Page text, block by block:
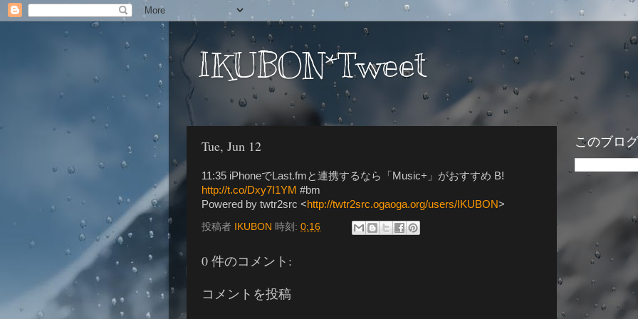
IKUBON*Tweet
Tue, Jun 12
11:35 iPhoneでLast.fmと連携するなら「Music+」がおすすめ B!
http://t.co/Dxy7I1YM #bm
Powered by twtr2src <http://twtr2src.ogaoga.org/users/IKUBON>
投稿者 IKUBON 時刻: 0:16
0 件のコメント:
コメントを投稿
このブロ